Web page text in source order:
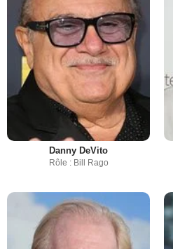
Danny DeVito
Rôle : Bill Rago